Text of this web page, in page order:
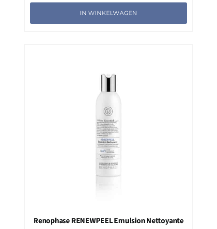
IN WINKELWAGEN
Renophase RENEWPEEL Emulsion Nettoyante